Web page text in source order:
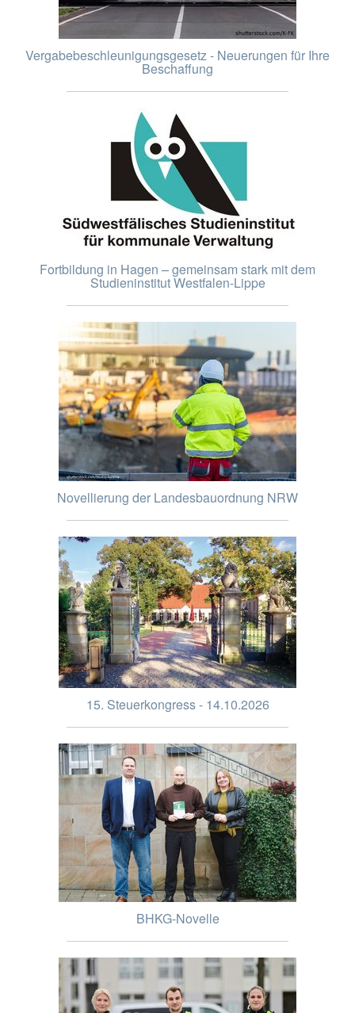
Vergabebeschleunigungsgesetz - Neuerungen für Ihre
Beschaffung
Fortbildung in Hagen – gemeinsam stark mit dem
Studieninstitut Westfalen-Lippe
Novellierung der Landesbauordnung NRW
15. Steuerkongress - 14.10.2026
BHKG-Novelle